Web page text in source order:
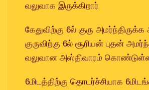
வலுவாக இருக்கிறார்
கேதுவிற்கு 6ல் குரு
குருவிற்கு 6ல் சூரியன் புதன்
வலுவான அஸ்திவாரம்
6மிடத்திற்கு தொடர்ச்சியாக